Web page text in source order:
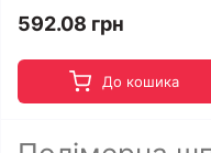
592.08 грн
До кошика